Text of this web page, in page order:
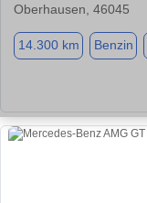
Oberhausen, 46045
14.300 km Benzin